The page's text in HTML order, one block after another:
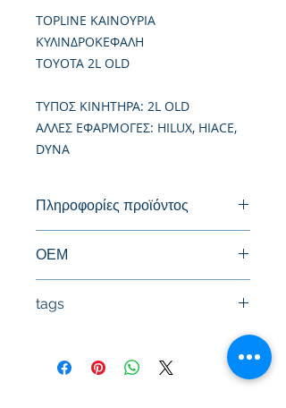
TOPLINE ΚΑΙΝΟΥΡΙΑ
ΚΥΛΙΝΔΡΟΚΕΦΑΛΗ
TOYOTA 2L OLD
TΥΠΟΣ ΚΙΝΗΤΗΡΑ: 2L OLD
ΑΛΛΕΣ ΕΦΑΡΜΟΓΕΣ: HILUX, HIACE,
DYNA
Πληροφορίες προϊόντος
ΟΕΜ
tags
#Κυλινδροκεφαλή #Κεφαλάρι
#TPTOPLINE